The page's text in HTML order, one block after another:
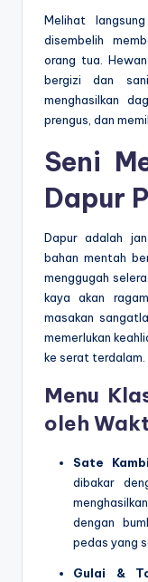
Melihat
disembelih
orang tua.
bergizi dan
menghasilkan
prengus, dan
Seni
Dapur
Dapur adalah
bahan mentah
menggugah
kaya akan
masakan
memerlukan
ke serat terdalam.
Menu
oleh
Sate
dibakar
dengan
pedas yang
Gulai &